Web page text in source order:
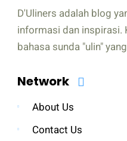
D'Uliners adalah blog
informasi dan inspirasi.
bahasa sunda "ulin"
Network
About Us
Contact Us